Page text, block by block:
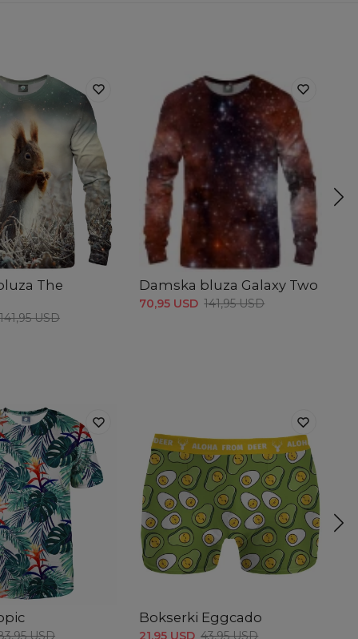
The
141,95 USD
Damska bluza Galaxy Two
70,95 USD 141,95 USD
USD
Bokserki Eggcado
21,95 USD 43,95 USD